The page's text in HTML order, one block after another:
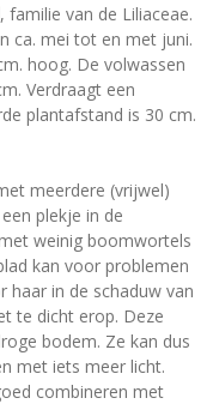
, familie van de Liliaceae.
ca. mei tot en met juni.
hoog. De volwassen
Verdraagt een
plantafstand is 30 cm.
meerdere (vrijwel)
plekje in de
weinig boomwortels
kan voor problemen
haar in de schaduw van
te dicht erop. Deze
bodem. Ze kan dus
met iets meer licht.
combineren met